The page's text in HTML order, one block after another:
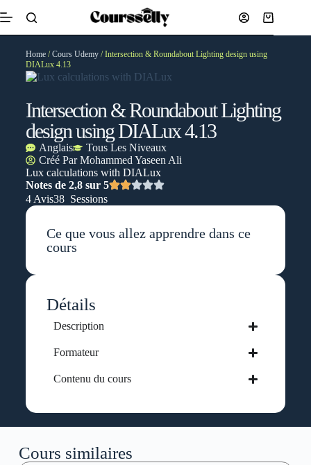
Home/Cours Udemy/ Intersection & Roundabout Lighting design using
DIALux 4.13
Intersection & Roundabout Lighting
design using DIALux 4.13
Anglais
Tous Les Niveaux
Créé ParMohammed Yaseen Ali
Lux calculations with DIALux
Notes de 2,8 sur 5
4 Avis38 Sessions
Ce que vous allez apprendre dans ce
cours
Détails
Description
Formateur
Contenu du cours
Cours similaires